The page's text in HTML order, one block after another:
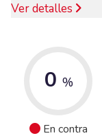
Ver detalles
0 %
En contra